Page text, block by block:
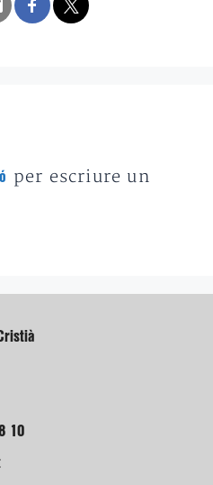
per escriure un
10